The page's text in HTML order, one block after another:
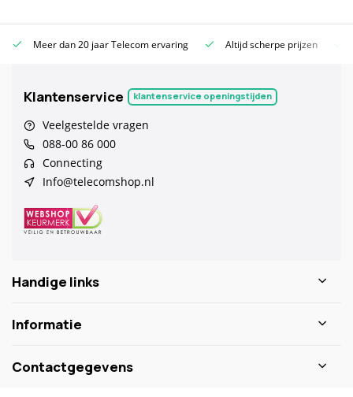
Meer dan 20 jaar Telecom ervaring Altijd scherpe prijzen
Klantenservice klantenservice openingstijden
Veelgestelde vragen
088-00 86 000
Connecting
Info@telecomshop.nl
Handige links
Informatie
Contactgegevens